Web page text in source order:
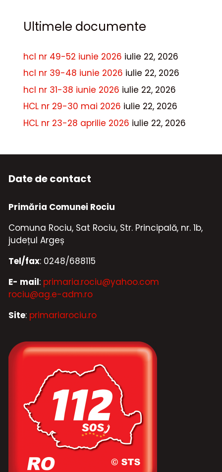
Ultimele documente
hcl nr 49-52 iunie 2026 iulie 22, 2026
hcl nr 39-48 iunie 2026 iulie 22, 2026
hcl nr 31-38 iunie 2026 iulie 22, 2026
HCL nr 29-30 mai 2026 iulie 22, 2026
HCL nr 23-28 aprilie 2026 iulie 22, 2026
Date de contact
Primăria Comunei Rociu
Comuna Rociu, Sat Rociu, Str. Principală, nr. 1b,
județul Argeș
Tel/fax: 0248/688115
E- mail: primaria.rociu@yahoo.com
rociu@ag.e-adm.ro
Site: primariarociu.ro